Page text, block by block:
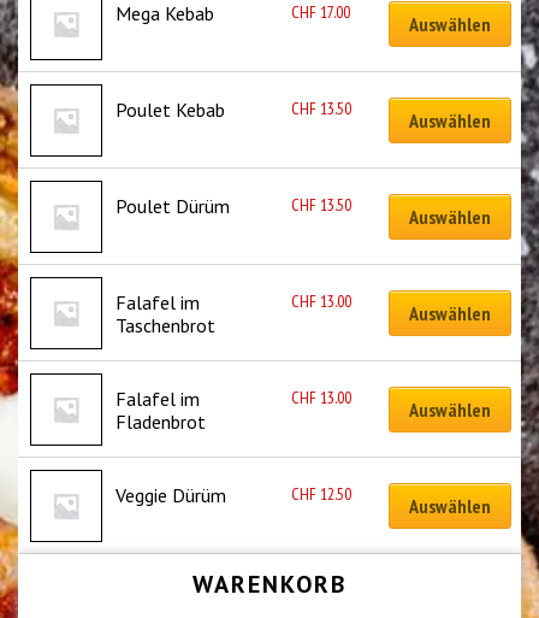
Mega Kebab CHF 17.00 Auswählen
Poulet Kebab CHF 13.50 Auswählen
Poulet Dürüm CHF 13.50 Auswählen
Falafel im
Taschenbrot
CHF 13.00 Auswählen
Falafel im
Fladenbrot
CHF 13.00 Auswählen
Veggie Dürüm CHF 12.50 Auswählen
WARENKORB